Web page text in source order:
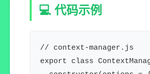
💻 代码示例
// context-manager.js
export class